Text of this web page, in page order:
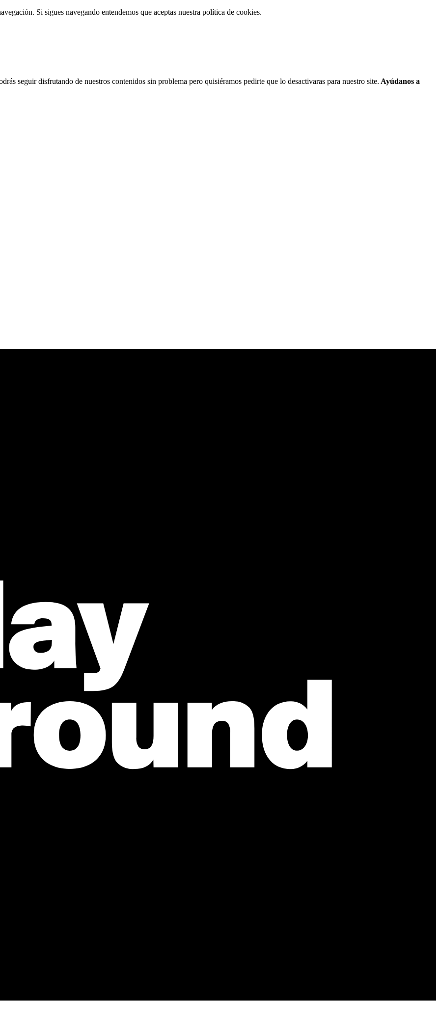
Si sigues navegando entendemos que aceptas nuestra política de cookies.
seguir disfrutando de nuestros contenidos sin problema pero quisiéramos pedirte que lo desactivaras para nuestro site. Ayúdanos a